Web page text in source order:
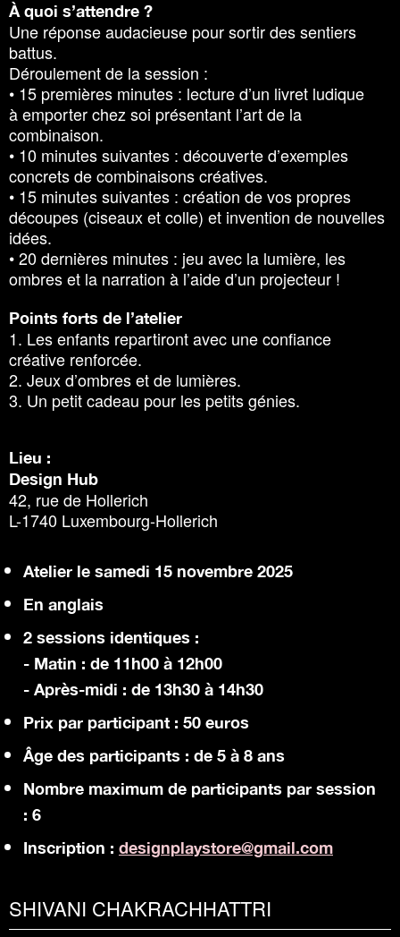
À quoi s’attendre ?
Une réponse audacieuse pour sortir des sentiers
battus.
Déroulement de la session :
• 15 premières minutes : lecture d’un livret ludique
à emporter chez soi présentant l’art de la
combinaison.
• 10 minutes suivantes : découverte d’exemples
concrets de combinaisons créatives.
• 15 minutes suivantes : création de vos propres
découpes (ciseaux et colle) et invention de nouvelles
idées.
• 20 dernières minutes : jeu avec la lumière, les
ombres et la narration à l’aide d’un projecteur !
Points forts de l’atelier
1. Les enfants repartiront avec une confiance
créative renforcée.
2. Jeux d’ombres et de lumières.
3. Un petit cadeau pour les petits génies.
Lieu :
Design Hub
42, rue de Hollerich
L-1740 Luxembourg-Hollerich
Atelier le samedi 15 novembre 2025
En anglais
2 sessions identiques :
- Matin : de 11h00 à 12h00
- Après-midi : de 13h30 à 14h30
Prix par participant : 50 euros
Âge des participants : de 5 à 8 ans
Nombre maximum de participants par session
: 6
Inscription : designplaystore@​gmail.​com
SHIVANI CHAKRACHHATTRI